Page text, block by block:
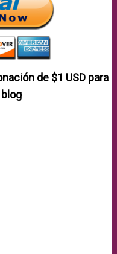
de $1 USDpara